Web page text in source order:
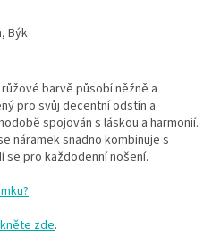
Býk
barvě působí něžně a
pro svůj decentní odstín a
spojován s láskou a harmonií.
náramek snadno kombinuje s
se pro každodenní nošení.
zde.